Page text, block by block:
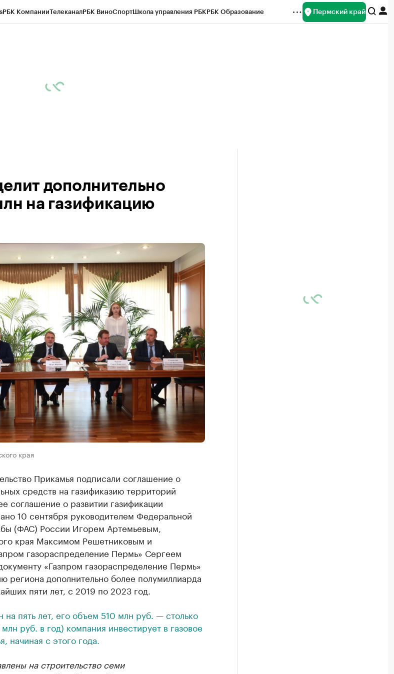
РБК КомпанииТелеканалРБК ВиноСпортШкола управления РБКРБК Образование Пермский край
дополнительно
на газификацию
края
Прикамья подписали соглашение о
средств на газификазию территорий
соглашение о развитии газификации
10 сентября руководителем Федеральной
(ФАС) России Игорем Артемьевым,
края Максимом Решетниковым и
газораспределение Пермь» Сергеем
«Газпром газораспределение Пермь»
региона дополнительно более полумиллиарда
пяти лет, с 2019 по 2023 год.
на пять лет, его объем 510 млн руб. — столько
руб. в год) компания инвестирует в газовое
начиная с этого года.
на строительство семи